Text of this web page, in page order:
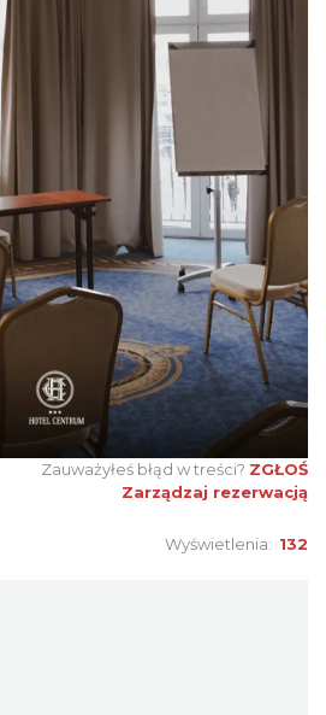
Zauważyłeś błąd w treści? ZGŁOŚ
Zarządzaj rezerwacją
Wyświetlenia: 132